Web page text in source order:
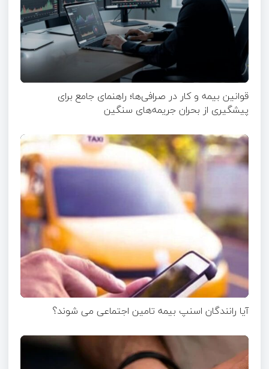
قوانین بیمه و کار در صرافی‌ها؛ راهنمای جامع برای
پیشگیری از بحران جریمه‌های سنگین
آیا رانندگان اسنپ بیمه تامین اجتماعی می شوند؟